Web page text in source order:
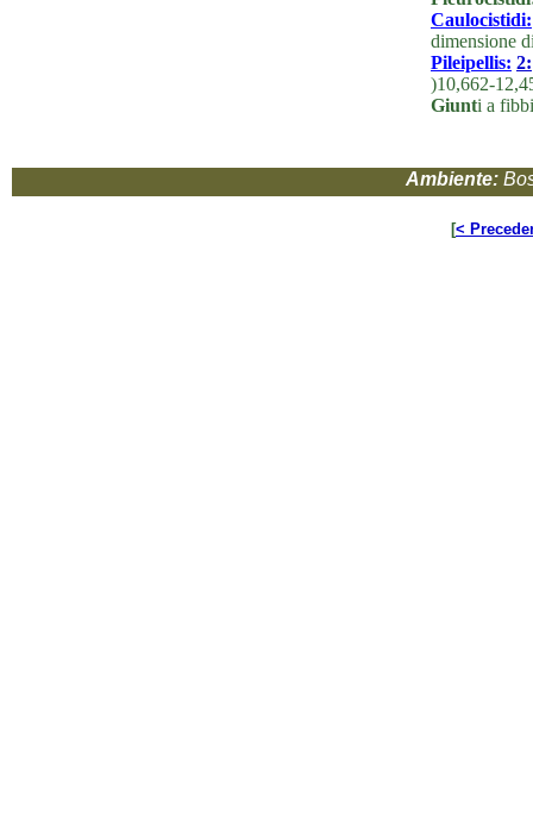
Caulocistidi:
dimensione
Pileipellis: 2:
)10,662-
Giunti a
Ambiente:
[<